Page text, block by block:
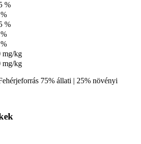
%
%
mg/kg
mg/kg
75% állati | 25% növényi